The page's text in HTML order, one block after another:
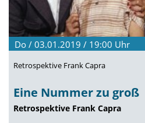
Do / 03.01.2019 / 19:00 Uhr
Retrospektive Frank Capra
Eine Nummer zu groß
Retrospektive Frank Capra